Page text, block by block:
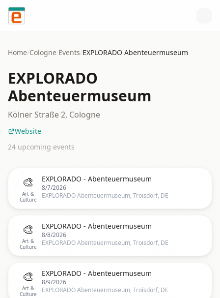
Skip to content
Home/Cologne Events/EXPLORADO Abenteuermuseum
EXPLORADO
Abenteuermuseum
Kölner Straße 2, Cologne
Website
24 upcoming events
🎨
Art &
Culture
EXPLORADO - Abenteuermuseum
8/7/2026
EXPLORADO Abenteuermuseum, Troisdorf, DE
🎨
Art &
Culture
EXPLORADO - Abenteuermuseum
8/8/2026
EXPLORADO Abenteuermuseum, Troisdorf, DE
🎨
Art &
Culture
EXPLORADO - Abenteuermuseum
8/9/2026
EXPLORADO Abenteuermuseum, Troisdorf, DE